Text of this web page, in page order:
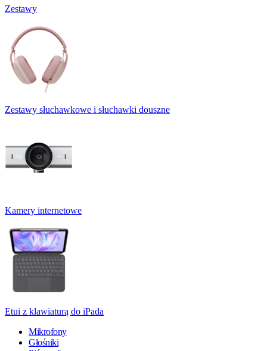
Zestawy
Zestawy słuchawkowe i słuchawki douszne
Kamery internetowe
Etui z klawiaturą do iPada
Mikrofony
Głośniki